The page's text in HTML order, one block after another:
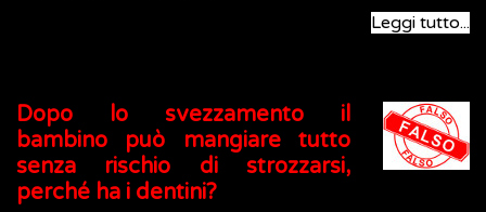
Leggi tutto...
Dopo lo svezzamento il
bambino può mangiare tutto
senza rischio di strozzarsi,
perché ha i dentini?